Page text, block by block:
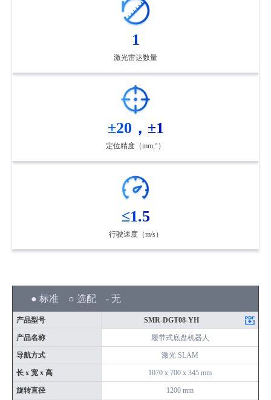
1
激光雷达数量
±20，±1
定位精度（mm,°）
≤1.5
行驶速度（m/s）
● 标准 ○ 选配 - 无
产品型号 SMR-DGT08-YH
产品名称 履带式底盘机器人
导航方式 激光 SLAM
长 x 宽 x 高 1070 x 700 x 345 mm
旋转直径 1200 mm